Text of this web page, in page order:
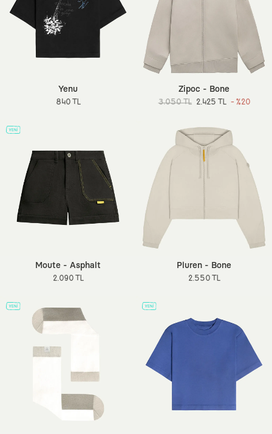
Yenu
840 TL
Zipoc - Bone
3.050 TL 2.425 TL - %20
Moute - Asphalt
2.090 TL
Pluren - Bone
2.550 TL